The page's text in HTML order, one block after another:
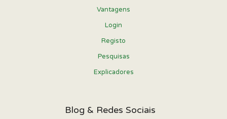
Vantagens
Login
Registo
Pesquisas
Explicadores
Blog & Redes Sociais